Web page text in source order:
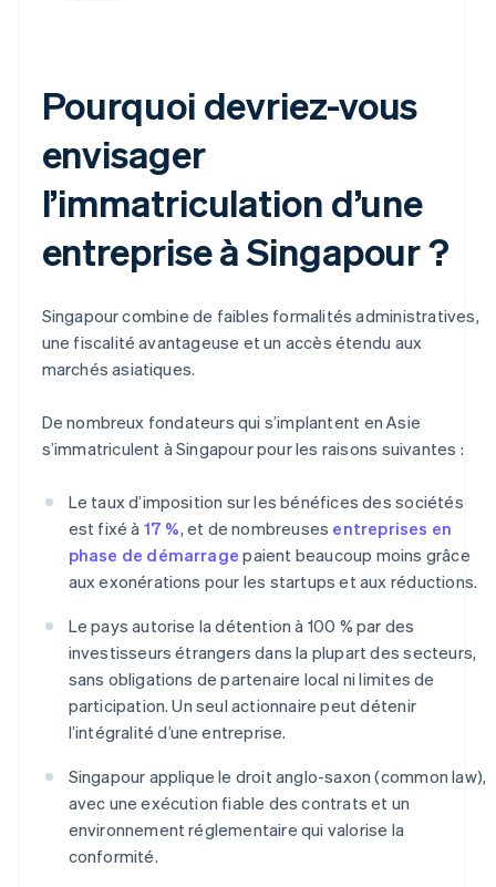
Pourquoi devriez-vous
envisager
l’immatriculation d’une
entreprise à Singapour ?
Singapour combine de faibles formalités administratives,
une fiscalité avantageuse et un accès étendu aux
marchés asiatiques.
De nombreux fondateurs qui s’implantent en Asie
s’immatriculent à Singapour pour les raisons suivantes :
Le taux d’imposition sur les bénéfices des sociétés
est fixé à 17 %, et de nombreuses entreprises en
phase de démarrage paient beaucoup moins grâce
aux exonérations pour les startups et aux réductions.
Le pays autorise la détention à 100 % par des
investisseurs étrangers dans la plupart des secteurs,
sans obligations de partenaire local ni limites de
participation. Un seul actionnaire peut détenir
l’intégralité d’une entreprise.
Singapour applique le droit anglo-saxon (common law),
avec une exécution fiable des contrats et un
environnement réglementaire qui valorise la
conformité.